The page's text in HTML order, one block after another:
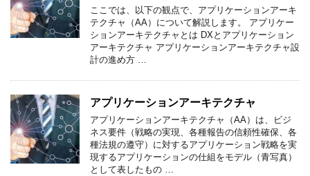
ここでは、以下の観点で、アプリケーションアーキ
テクチャ（AA）について解説します。 アプリケー
ションアーキテクチャとは DXとアプリケーション
アーキテクチャ アプリケーションアーキテクチャ設
計の進め方 …
アプリケーションアーキテクチャ
アプリケーションアーキテクチャ（AA）は、ビジ
ネス要件（戦略の実現、各種報告の信頼性確保、各
種法規の遵守）に対するアプリケーション戦略を実
現するアプリケーションの仕組をモデル（青写真）
として表したもの …